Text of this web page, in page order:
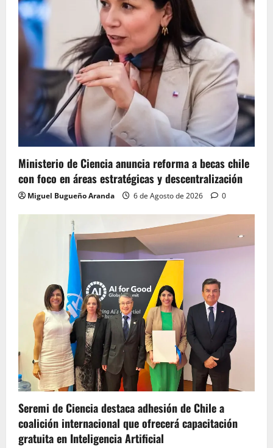
Ministerio de Ciencia anuncia reforma a becas chile
con foco en áreas estratégicas y descentralización
Miguel Bugueño Aranda 6 de Agosto de 2026 0
Seremi de Ciencia destaca adhesión de Chile a
coalición internacional que ofrecerá capacitación
gratuita en Inteligencia Artificial